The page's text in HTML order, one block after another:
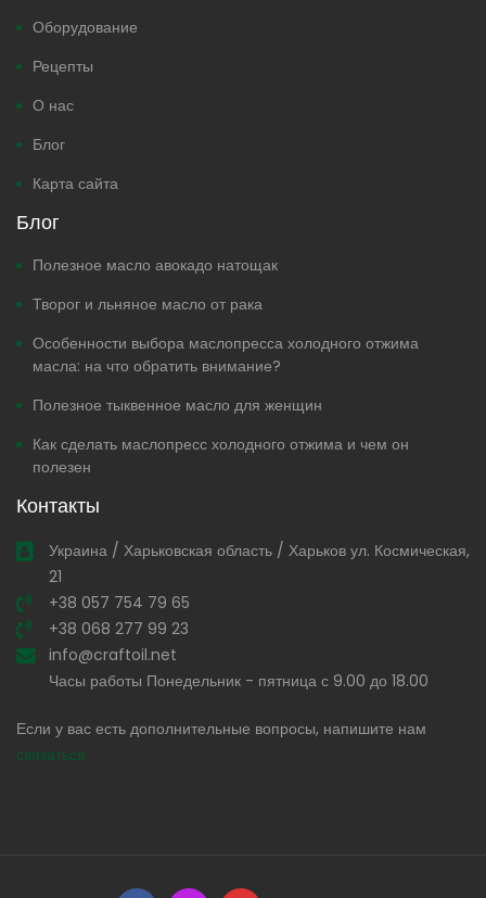
Оборудование
Рецепты
О нас
Блог
Карта сайта
Блог
Полезное масло авокадо натощак
Творог и льняное масло от рака
Особенности выбора маслопресса холодного отжима
масла: на что обратить внимание?
Полезное тыквенное масло для женщин
Как сделать маслопресс холодного отжима и чем он
полезен
Контакты
Украина / Харьковская область / Харьков ул. Космическая,
21
+38 057 754 79 65
+38 068 277 99 23
info@craftoil.net
Часы работы Понедельник - пятница с 9.00 до 18.00
Если у вас есть дополнительные вопросы, напишите нам
связаться